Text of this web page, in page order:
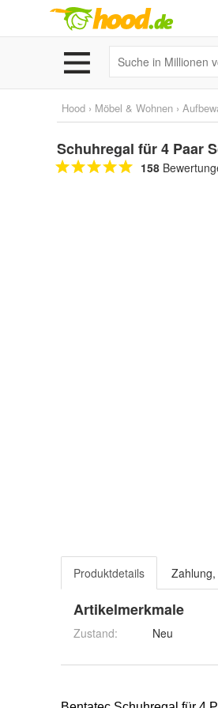
Hood › Möbel & Wohnen ›
Schuhregal für 4 Paar
158
Produktdetails
Artikelmerkmale
Zustand: Neu